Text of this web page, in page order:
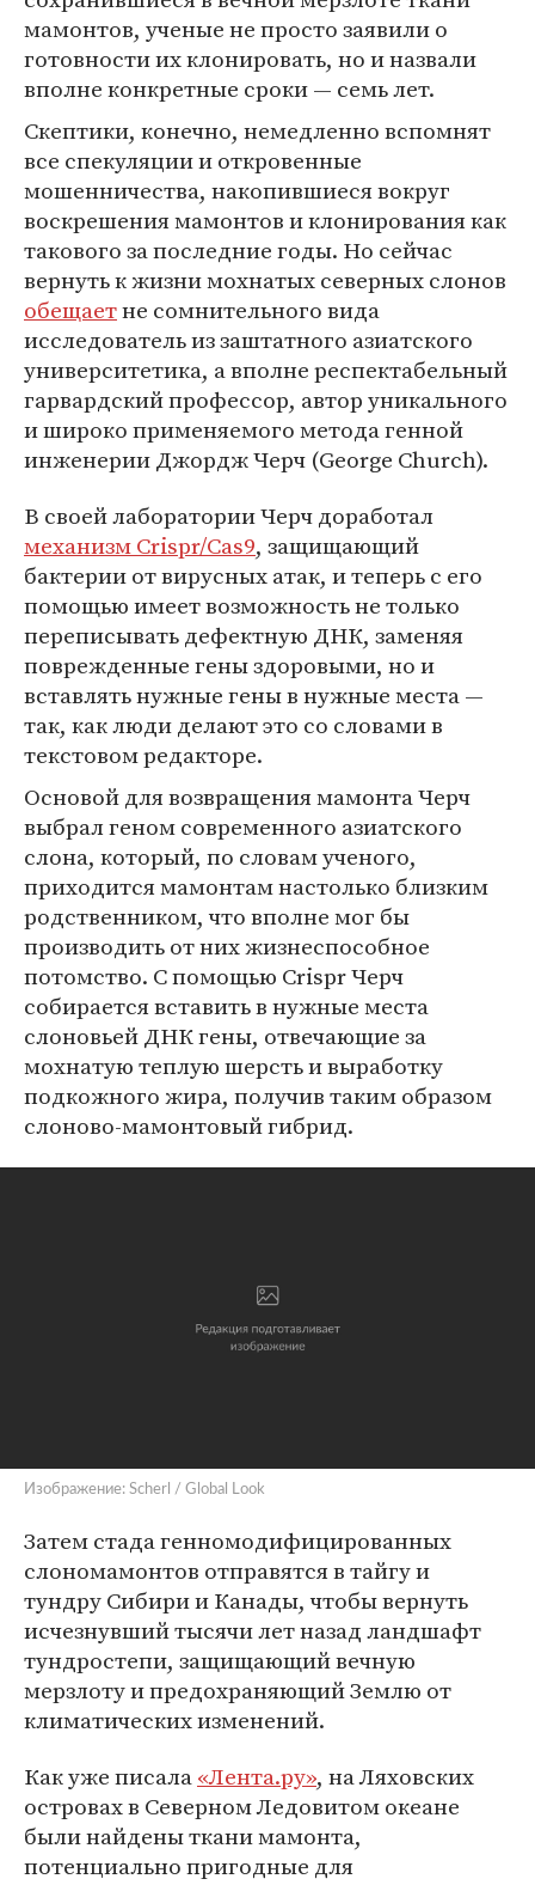
мамонтов, ученые не просто заявили о
готовности их клонировать, но и назвали
вполне конкретные сроки — семь лет.
Скептики, конечно, немедленно вспомнят
все спекуляции и откровенные
мошенничества, накопившиеся вокруг
воскрешения мамонтов и клонирования как
такового за последние годы. Но сейчас
вернуть к жизни мохнатых северных слонов
обещаетне сомнительного вида
исследователь из заштатного азиатского
университетика, а вполне респектабельный
гарвардский профессор, автор уникального
и широко применяемого метода генной
инженерии Джордж Черч (George Church).
В своей лаборатории Черч доработал
механизм Crispr/Cas9, защищающий
бактерии от вирусных атак, и теперь с его
помощью имеет возможность не только
переписывать дефектную ДНК, заменяя
поврежденные гены здоровыми, но и
вставлять нужные гены в нужные места —
так, как люди делают это со словами в
текстовом редакторе.
Основой для возвращения мамонта Черч
выбрал геном современного азиатского
слона, который, по словам ученого,
приходится мамонтам настолько близким
родственником, что вполне мог бы
производить от них жизнеспособное
потомство. С помощью Crispr Черч
собирается вставить в нужные места
слоновьей ДНК гены, отвечающие за
мохнатую теплую шерсть и выработку
подкожного жира, получив таким образом
слоново-мамонтовый гибрид.
Изображение: Scherl / Global Look
Затем стада генномодифицированных
слономамонтов отправятся в тайгу и
тундру Сибири и Канады, чтобы вернуть
исчезнувший тысячи лет назад ландшафт
тундростепи, защищающий вечную
мерзлоту и предохраняющий Землю от
климатических изменений.
Как уже писала«Лента.ру», на Ляховских
островах в Северном Ледовитом океане
были найдены ткани мамонта,
потенциально пригодные для